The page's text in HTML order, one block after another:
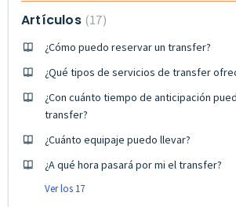
Artículos 17
¿Cómo puedo reservar un transfer?
¿Qué tipos de servicios de transfer
¿Con cuánto tiempo de anticipación
transfer?
¿Cuánto equipaje puedo llevar?
¿A qué hora pasará por mi el transfer?
Ver los 17